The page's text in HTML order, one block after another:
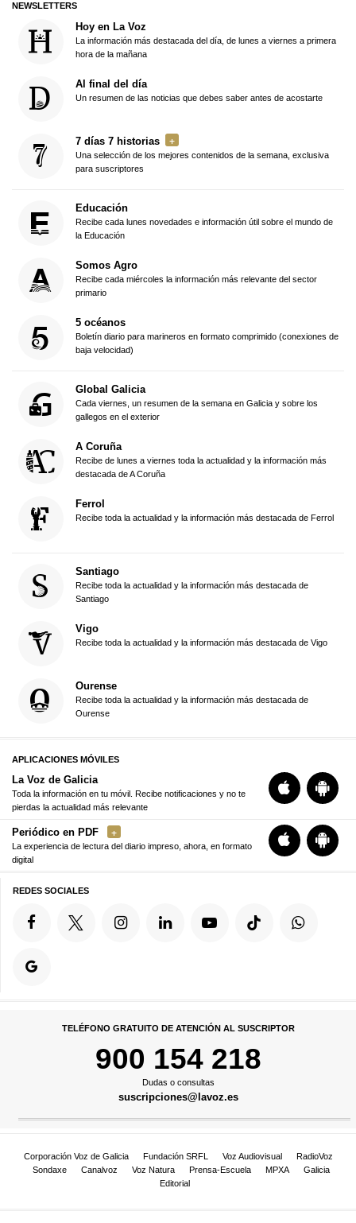
NEWSLETTERS
Hoy en La Voz
La información más destacada del día, de lunes a viernes a primera
hora de la mañana
Al final del día
Un resumen de las noticias que debes saber antes de acostarte
7 días 7 historias
Una selección de los mejores contenidos de la semana, exclusiva
para suscriptores
Educación
Recibe cada lunes novedades e información útil sobre el mundo de
la Educación
Somos Agro
Recibe cada miércoles la información más relevante del sector
primario
5 océanos
Boletín diario para marineros en formato comprimido (conexiones de
baja velocidad)
Global Galicia
Cada viernes, un resumen de la semana en Galicia y sobre los
gallegos en el exterior
A Coruña
Recibe de lunes a viernes toda la actualidad y la información más
destacada de A Coruña
Ferrol
Recibe toda la actualidad y la información más destacada de Ferrol
Santiago
Recibe toda la actualidad y la información más destacada de
Santiago
Vigo
Recibe toda la actualidad y la información más destacada de Vigo
Ourense
Recibe toda la actualidad y la información más destacada de
Ourense
APLICACIONES MÓVILES
La Voz de Galicia
Toda la información en tu móvil. Recibe notificaciones y no te
pierdas la actualidad más relevante
Periódico en PDF
La experiencia de lectura del diario impreso, ahora, en formato
digital
REDES SOCIALES
TELÉFONO GRATUITO DE ATENCIÓN AL SUSCRIPTOR
900 154 218
Dudas o consultas
suscripciones@lavoz.es
Corporación Voz de Galicia Fundación SRFL Voz Audiovisual
RadioVoz
Sondaxe
Canalvoz Voz Natura Prensa-Escuela MPXA
Galicia
Editorial